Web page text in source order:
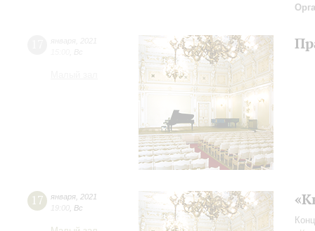
17 января 2021
19:00 Вс